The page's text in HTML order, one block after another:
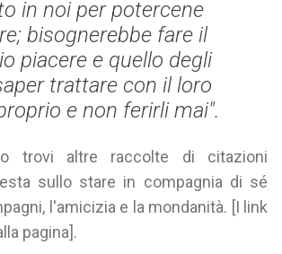
in noi per potercene
bisognerebbe fare il
piacere e quello degli
trattare con il loro
e non ferirli mai".
trovi altre raccolte di citazioni
sullo stare in compagnia di sé
l'amicizia e la mondanità. [I link
pagina].